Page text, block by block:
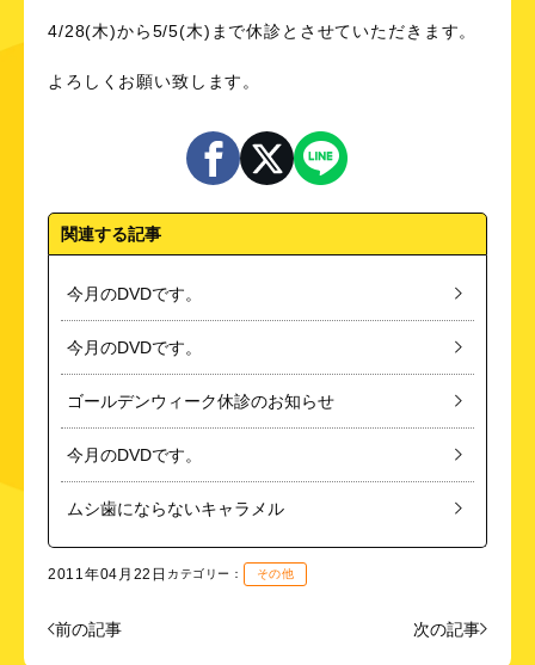
4/28(木)から5/5(木)まで休診とさせていただきます。
よろしくお願い致します。
関連する記事
今月のDVDです。
今月のDVDです。
ゴールデンウィーク休診のお知らせ
今月のDVDです。
ムシ歯にならないキャラメル
2011年04月22日 カテゴリー： その他
前の記事 次の記事